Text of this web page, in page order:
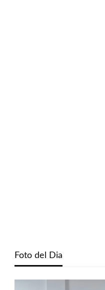
Foto del Dia